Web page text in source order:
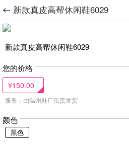
 新款真皮高帮休闲鞋6029
新款真皮高帮休闲鞋6029
您的价格
¥150.00
服务：由温州鞋厂负责发货
颜色
黑色